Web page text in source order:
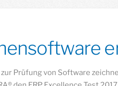
Prüfung von Software